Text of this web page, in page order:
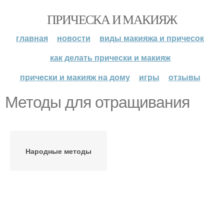
ПРИЧЕСКА И МАКИЯЖ
главная новости
виды макияжа и причесок
как делать прически и макияж
прически и макияж на дому
игры отзывы
Методы для отращивания
Народные методы